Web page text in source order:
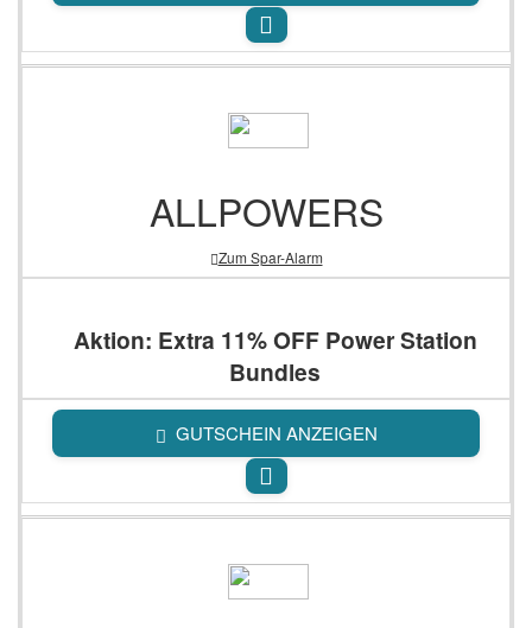
ALLPOWERS
Zum Spar-Alarm
Aktion: Extra 11% OFF Power Station
Bundles
GUTSCHEIN ANZEIGEN